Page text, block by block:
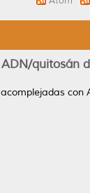
quitosán
con